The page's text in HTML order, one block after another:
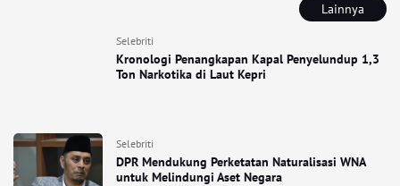
Lainnya
Selebriti
Kronologi Penangkapan Kapal Penyelundup 1,3
Ton Narkotika di Laut Kepri
Selebriti
DPR Mendukung Perketatan Naturalisasi WNA
untuk Melindungi Aset Negara